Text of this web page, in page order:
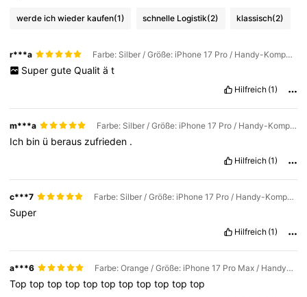
werde ich wieder kaufen(1) schnelle Logistik(2) klassisch(2)
r***a Farbe: Silber / Größe: iPhone 17 Pro / Handy-Kompatibilität: Apple
Super gute Qualit ä t
Hilfreich (1)
m***a Farbe: Silber / Größe: iPhone 17 Pro / Handy-Kompatibilität: Apple
Ich bin ü beraus zufrieden .
Hilfreich (1)
c***7 Farbe: Silber / Größe: iPhone 17 Pro / Handy-Kompatibilität: Apple
Super
Hilfreich (1)
a***6 Farbe: Orange / Größe: iPhone 17 Pro Max / Handy-Kompatibilität: Apple
Toptoptoptoptoptoptoptoptoptoptop